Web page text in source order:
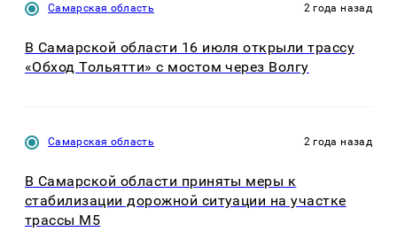
Самарская область 2 года назад
В Самарской области 16 июля открыли трассу
«Обход Тольятти» с мостом через Волгу
Самарская область 2 года назад
В Самарской области приняты меры к
стабилизации дорожной ситуации на участке
трассы М5